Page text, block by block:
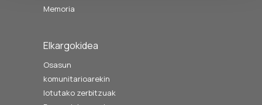
Memoria
Elkargokidea
Osasun
komunitarioarekin
lotutako zerbitzuak